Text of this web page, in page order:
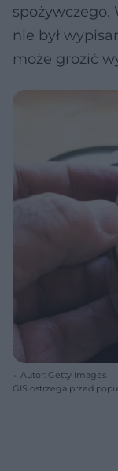
nie był
może grozić
Autor: Getty Images
GIS ostrzega przed